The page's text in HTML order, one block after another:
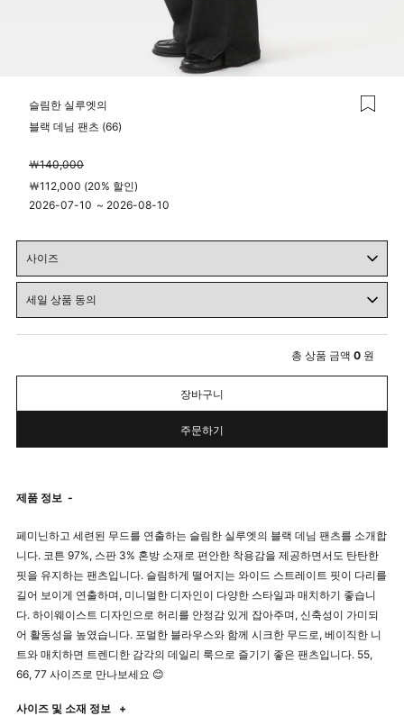
슬림한 실루엣의
블랙 데님 팬츠 (66)
￦140,000
￦112,000 (20% 할인)
2026-07-10 ~ 2026-08-10
총 상품 금액 0 원
장바구니
주문하기
제품 정보 -
페미닌하고 세련된 무드를 연출하는 슬림한 실루엣의 블랙 데님 팬츠를 소개합
니다. 코튼 97%, 스판 3% 혼방 소재로 편안한 착용감을 제공하면서도 탄탄한
핏을 유지하는 팬츠입니다. 슬림하게 떨어지는 와이드 스트레이트 핏이 다리를
길어 보이게 연출하며, 미니멀한 디자인이 다양한 스타일과 매치하기 좋습니
다. 하이웨이스트 디자인으로 허리를 안정감 있게 잡아주며, 신축성이 가미되
어 활동성을 높였습니다. 포멀한 블라우스와 함께 시크한 무드로, 베이직한 니
트와 매치하면 트렌디한 감각의 데일리 룩으로 즐기기 좋은 팬츠입니다. 55,
66, 77 사이즈로 만나보세요 😊
사이즈 및 소재 정보 +